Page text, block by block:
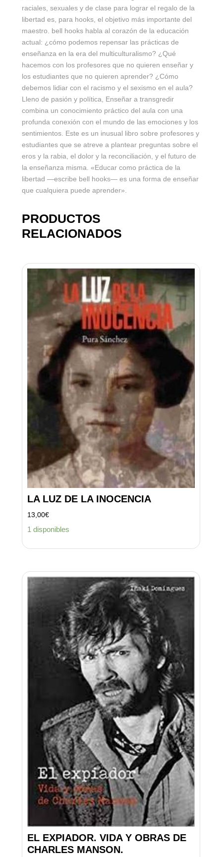
raciales, sexuales y de clase para lograr el regalo de la
libertad es, para hooks, el objetivo más importante del
maestro. bell hooks habla al corazón de la educación
actual: ¿cómo podemos repensar las prácticas de
enseñanza en la era del multiculturalismo? ¿Qué
hacemos con los profesores que no quieren enseñar y
los estudiantes que no quieren aprender? ¿Cómo
debemos lidiar con el racismo y el sexismo en el aula?
Lleno de pasión y política, Enseñar a transgredir
combina un conocimiento práctico del aula con una
profunda conexión con el mundo de las emociones y los
sentimientos. Este es un inusual libro sobre profesores y
estudiantes que se atreve a plantear preguntas sobre el
eros y la rabia, el dolor y la reconciliación, y el futuro de
la enseñanza misma. «Educar como práctica de la
libertad —escribe bell hooks— es una forma de enseñar
que cualquiera puede aprender».
PRODUCTOS
RELACIONADOS
LA LUZ DE LA INOCENCIA
13,00€
1 disponibles
EL EXPIADOR. VIDA Y OBRAS DE
CHARLES MANSON.